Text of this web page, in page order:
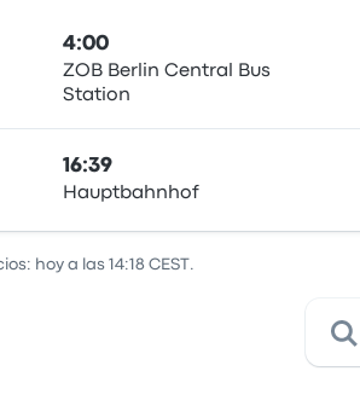
4:00
ZOB Berlin Central Bus
Station
16:39
Hauptbahnhof
hoy a las 14:18 CEST.